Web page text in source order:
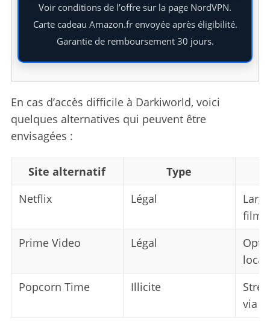
Voir conditions de l’offre sur la page NordVPN.
Carte cadeau Amazon.fr envoyée après éligibilité.
Garantie de remboursement 30 jours.
En cas d’accès difficile à Darkiworld, voici
quelques alternatives qui peuvent être
envisagées :
Site alternatif
Type
Netflix
Légal
films
Prime Video
Légal
Popcorn Time
Illicite
via
S
r
f
o
r
: